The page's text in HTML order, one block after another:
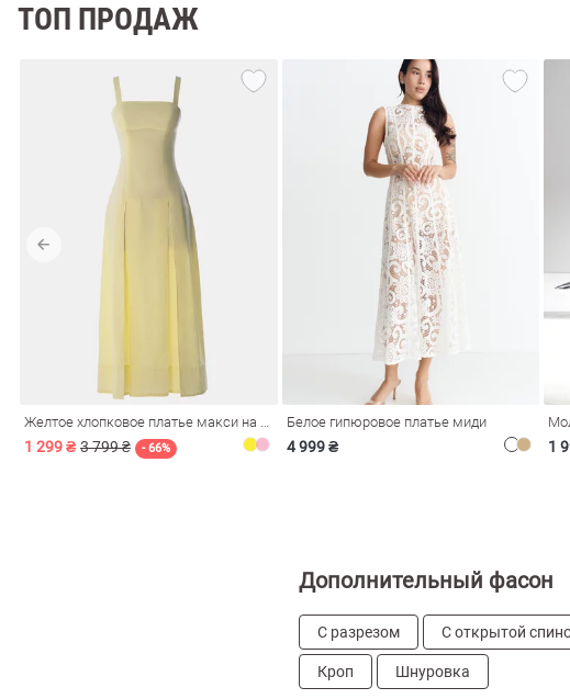
ТОП ПРОДАЖ
1 299 ₴ 3 799 ₴ - 66%
Белое гипюровое платье миди
4 999 ₴ 1
Дополнительный фасон
С разрезом С открытой
Кроп Шнуровка